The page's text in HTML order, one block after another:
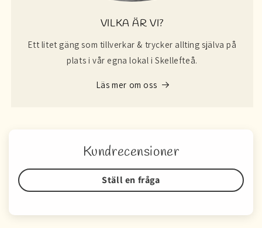
VILKA ÄR VI?
Ett litet gäng som tillverkar & trycker allting själva på
plats i vår egna lokal i Skellefteå.
Läs mer om oss
Kundrecensioner
Ställ en fråga